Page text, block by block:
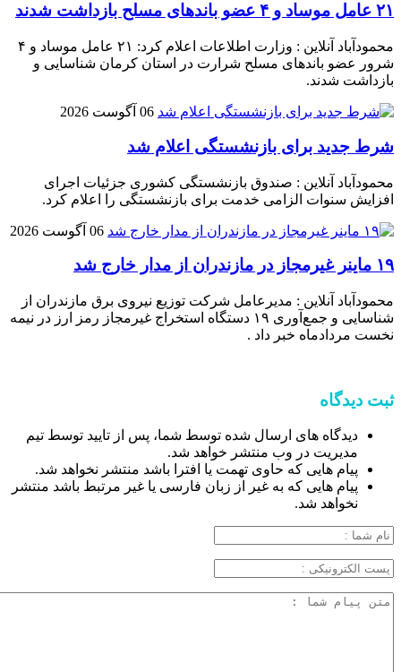
۲۱ عامل موساد و ۴ عضو باند‌های مسلح بازداشت شدند
محمودآباد آنلاین : وزارت اطلاعات اعلام کرد: ۲۱ عامل موساد و ۴
شرور عضو باند‌های مسلح شرارت در استان کرمان شناسایی و
بازداشت شدند.
06 آگوست 2026
شرط جدید برای بازنشستگی اعلام شد
محمودآباد آنلاین : صندوق بازنشستگی کشوری جزئیات اجرای
افزایش سنوات الزامی خدمت برای بازنشستگی را اعلام کرد.
06 آگوست 2026
۱۹ ماینر غیرمجاز در مازندران از مدار خارج شد
محمودآباد آنلاین : مدیرعامل شرکت توزیع نیروی برق مازندران از
شناسایی و جمع‌آوری ۱۹ دستگاه استخراج غیرمجاز رمز ارز در نیمه
نخست مردادماه خبر داد .
ثبت دیدگاه
دیدگاه های ارسال شده توسط شما، پس از تایید توسط تیم
مدیریت در وب منتشر خواهد شد.
پیام هایی که حاوی تهمت یا افترا باشد منتشر نخواهد شد.
پیام هایی که به غیر از زبان فارسی یا غیر مرتبط باشد منتشر
نخواهد شد.